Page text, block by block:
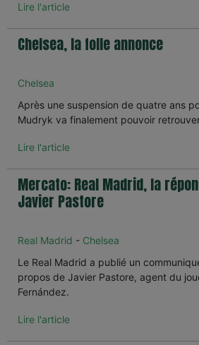
Lire l'article
Chelsea, la folle annonce
Chelsea
Après une suspension de quatre ans
Mudryk va finalement pouvoir
Lire l'article
Mercato: Real Madrid, la
Javier Pastore
Real Madrid - Chelsea
Le Real Madrid a publié un
propos de Javier Pastore, agent du
Fernández.
Lire l'article